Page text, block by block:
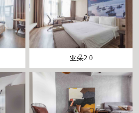
亚朵2.0